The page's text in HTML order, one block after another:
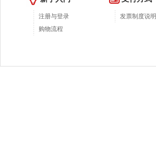
注册与登录
购物流程
发票制度说明